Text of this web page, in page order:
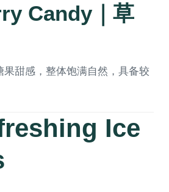
Candy｜草
果甜感，整体饱满自然，具备较
Ice